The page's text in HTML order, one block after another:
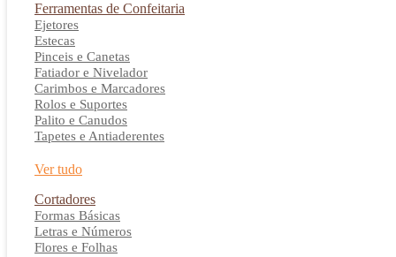
Ferramentas de Confeitaria
Ejetores
Estecas
Pinceis e Canetas
Fatiador e Nivelador
Carimbos e Marcadores
Rolos e Suportes
Palito e Canudos
Tapetes e Antiaderentes
Ver tudo
Cortadores
Formas Básicas
Letras e Números
Flores e Folhas